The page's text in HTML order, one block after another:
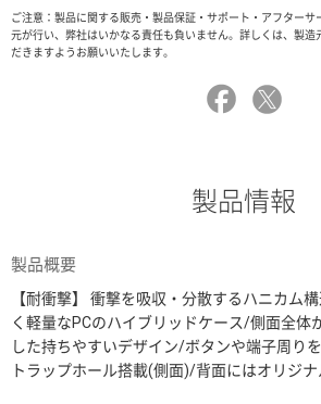
ご注意：製品に関する販売・製品保証・サポート・アフター
元が行い、弊社はいかなる責任も負いません。詳しくは、製造
だきますようお願いいたします。
製品情報
製品概要
【耐衝撃】 衝撃を吸収・分散するハニカム
く軽量なPCのハイブリッドケース/側面全体
した持ちやすいデザイン/ボタンや端子周り
トラップホール搭載(側面)/背面にはオリジ